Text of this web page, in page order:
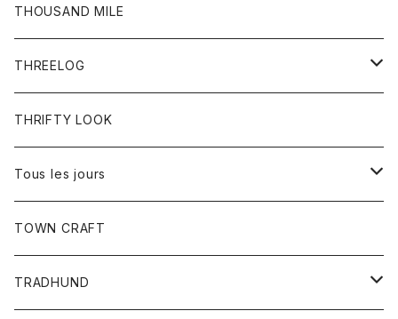
ワンピース
コート
ジーンズ
ショートパンツ
トップス
Tシャツ
THOUSAND MILE
THREELOG
トップス
Tシャツ
THRIFTY LOOK
Tous les jours
トップス
レディース
TOWN CRAFT
TRADHUND